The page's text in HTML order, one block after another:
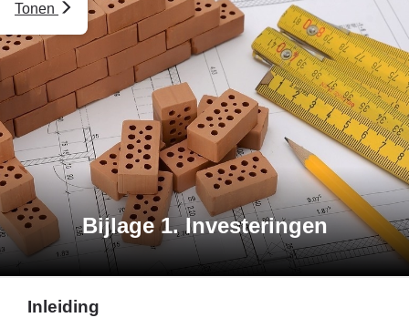
Bijlage 1. Investeringen
Tonen
Inleiding